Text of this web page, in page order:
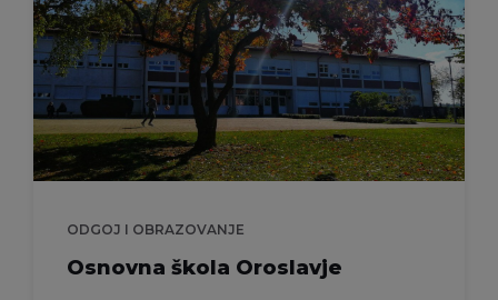
ODGOJ I OBRAZOVANJE
Osnovna škola Oroslavje